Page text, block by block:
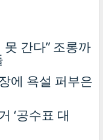
간다” 조롱까
에 욕설 퍼부은
‘공수표 대